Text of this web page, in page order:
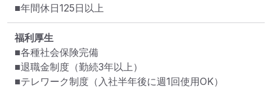
■年間休日125日以上
福利厚生
■各種社会保険完備
■退職金制度（勤続3年以上）
■テレワーク制度（入社半年後に週1回使用OK）